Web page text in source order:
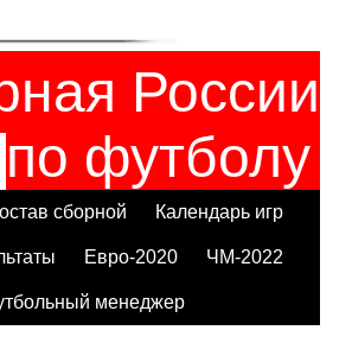
России
по футболу
сборной Календарь игр
Евро-2020 ЧМ-2022
менеджер